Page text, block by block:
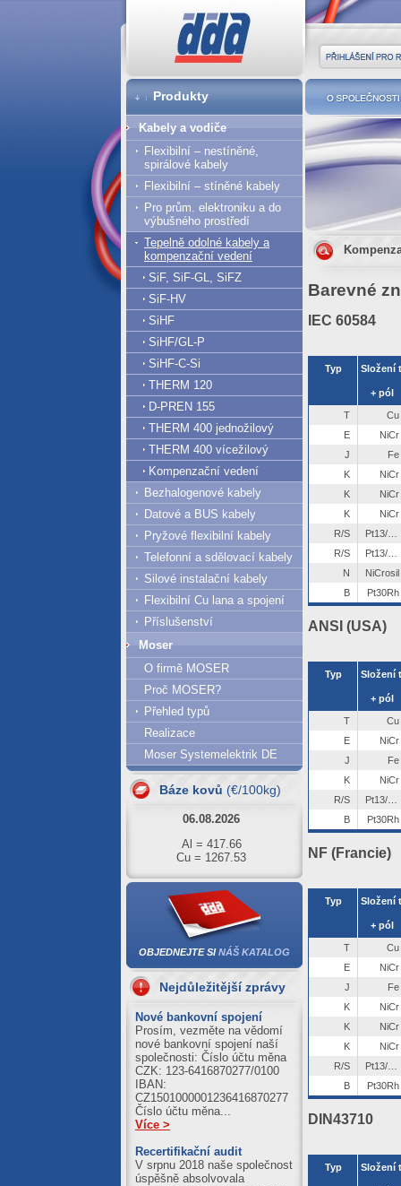
Barevné
IEC 60584
Typ
+ pól
T
Cu
E
NiCr
J
Fe
K
NiCr
K
NiCr
K
NiCr
R/S
R/S
N
NiCrosil
B
Pt30Rh
ANSI (USA)
Typ
+ pól
T
Cu
E
NiCr
J
Fe
K
NiCr
R/S
B
Pt30Rh
NF (Francie)
Typ
+ pól
T
Cu
E
NiCr
J
Fe
K
NiCr
K
NiCr
K
NiCr
R/S
B
Pt30Rh
DIN43710
Typ
O
Produkty
Kabely a vodiče
Flexibilní – nestíněné,
spirálové kabely
Flexibilní – stíněné kabely
Pro prům. elektroniku a do
výbušného prostředí
Tepelně odolné kabely a
kompenzační vedení
SiF, SiF-GL, SiFZ
SiF-HV
SiHF
SiHF/GL-P
SiHF-C-Si
THERM 120
D-PREN 155
THERM 400 jednožilový
THERM 400 vícežilový
Kompenzační vedení
Bezhalogenové kabely
Datové a BUS kabely
Pryžové flexibilní kabely
Telefonní a sdělovací kabely
Silové instalační kabely
Flexibilní Cu lana a spojení
Příslušenství
Moser
O firmě MOSER
Proč MOSER?
Přehled typů
Realizace
Moser Systemelektrik DE
Báze kovů (€/100kg)
07.08.2026
Al = 420.61
Cu = 1293.63
Cu = 1267.53
Al = 422.01
Cu = 1273.71
04.08.2026
Al = 420.89
Cu = 1250.39
03.08.2026
Al = 411.21
Cu = 1245.59
OBJEDNEJTE SINÁŠ KATALOG
Nejdůležitější zprávy
Nové bankovní spojení
Prosím, vezměte na vědomí
nové bankovní spojení naší
společnosti: Číslo účtu měna
CZK: 123-6416870277/0100
IBAN:
CZ1501000001236416870277
Číslo účtu měna...
Více >
Recertifikační audit
V srpnu 2018 naše společnost
úspěšně absolvovala
Přihlášení pro